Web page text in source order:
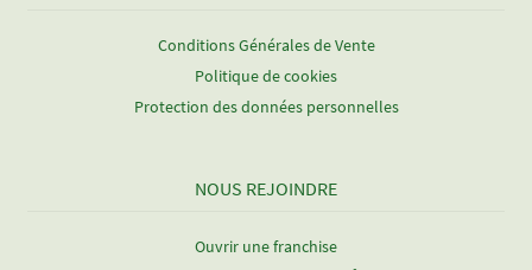
Conditions Générales de Vente
Politique de cookies
Protection des données personnelles
NOUS REJOINDRE
Ouvrir une franchise